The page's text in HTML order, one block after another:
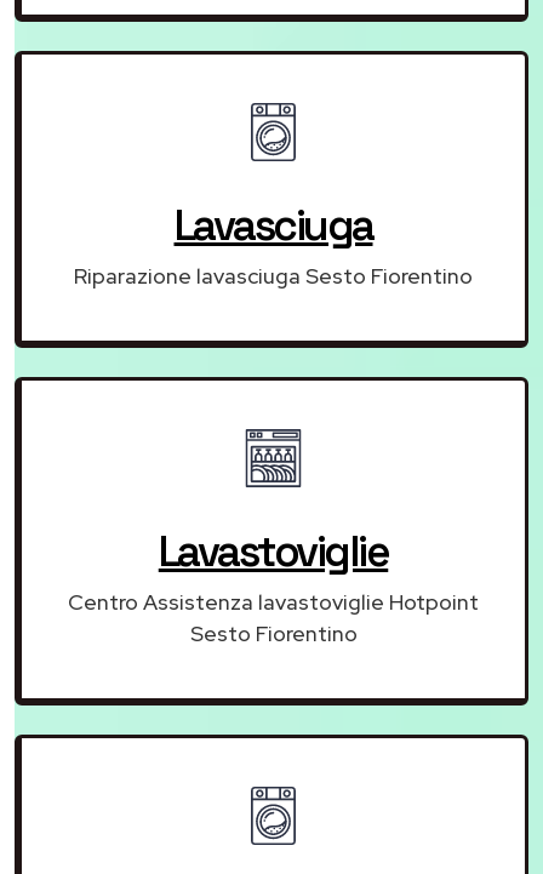
Lavasciuga
Riparazione lavasciuga Sesto Fiorentino
Lavastoviglie
Centro Assistenza lavastoviglie Hotpoint
Sesto Fiorentino